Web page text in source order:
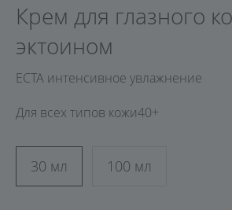
Крем для глазного
эктоином
ECTA интенсивное увлажнение
40+
Для всех типов кожи
30 мл 100 мл